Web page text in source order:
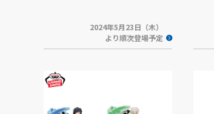
2024年5月23日（木）
より順次登場予定